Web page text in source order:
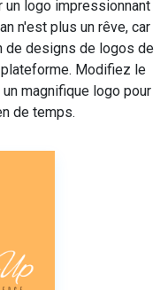
un logo impressionnant
n'est plus un rêve, car
de designs de logos de
Modifiez le
magnifique logo pour
de temps.